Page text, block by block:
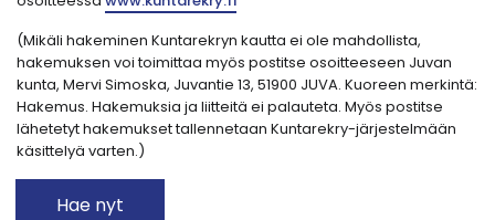
(Mikäli hakeminen Kuntarekryn kautta ei ole mahdollista,
hakemuksen voi toimittaa myös postitse osoitteeseen Juvan
kunta, Mervi Simoska, Juvantie 13, 51900 JUVA. Kuoreen merkintä:
Hakemus. Hakemuksia ja liitteitä ei palauteta. Myös postitse
lähetetyt hakemukset tallennetaan Kuntarekry-järjestelmään
käsittelyä varten.)
Hae nyt